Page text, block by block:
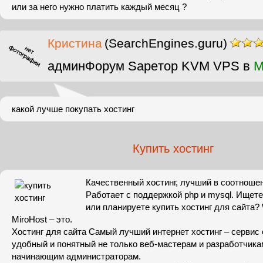
или за него нужно платить каждый месяц ?
Кристина (SearchEngines.guru)
админФорум Sapeтор KVM VPS в
какой лучше покупать хостинг
Купить хостинг
Качественный хостинг, лучший в
Работает с поддержкой php и mysql.
или планируете купить хостинг для сайта?
MiroHost – это.
Хостинг для сайта Самый лучший интернет хостинг –
удобный и понятный не только веб-мастерам и
начинающим администраторам.